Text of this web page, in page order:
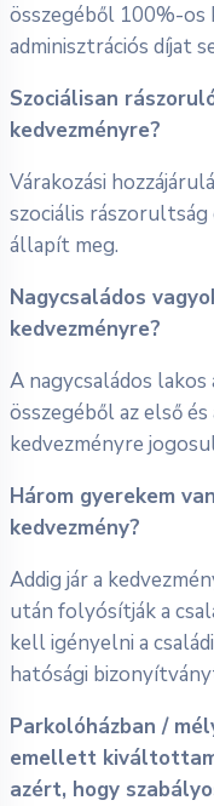
összegéből 100%-os
adminisztrációs díjat
Szociálisan
kedvezményre?
Várakozási
szociális
állapít meg.
Nagycsaládos
kedvezményre?
A nagycsaládos lakos
összegéből az első
kedvezményre
Három gyerekem
kedvezmény?
Addig jár a
után folyósítják a
kell igényelni a
hatósági
Parkolóházban /
emellett
azért, hogy